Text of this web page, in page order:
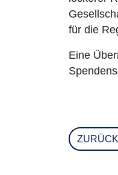
für die
Eine